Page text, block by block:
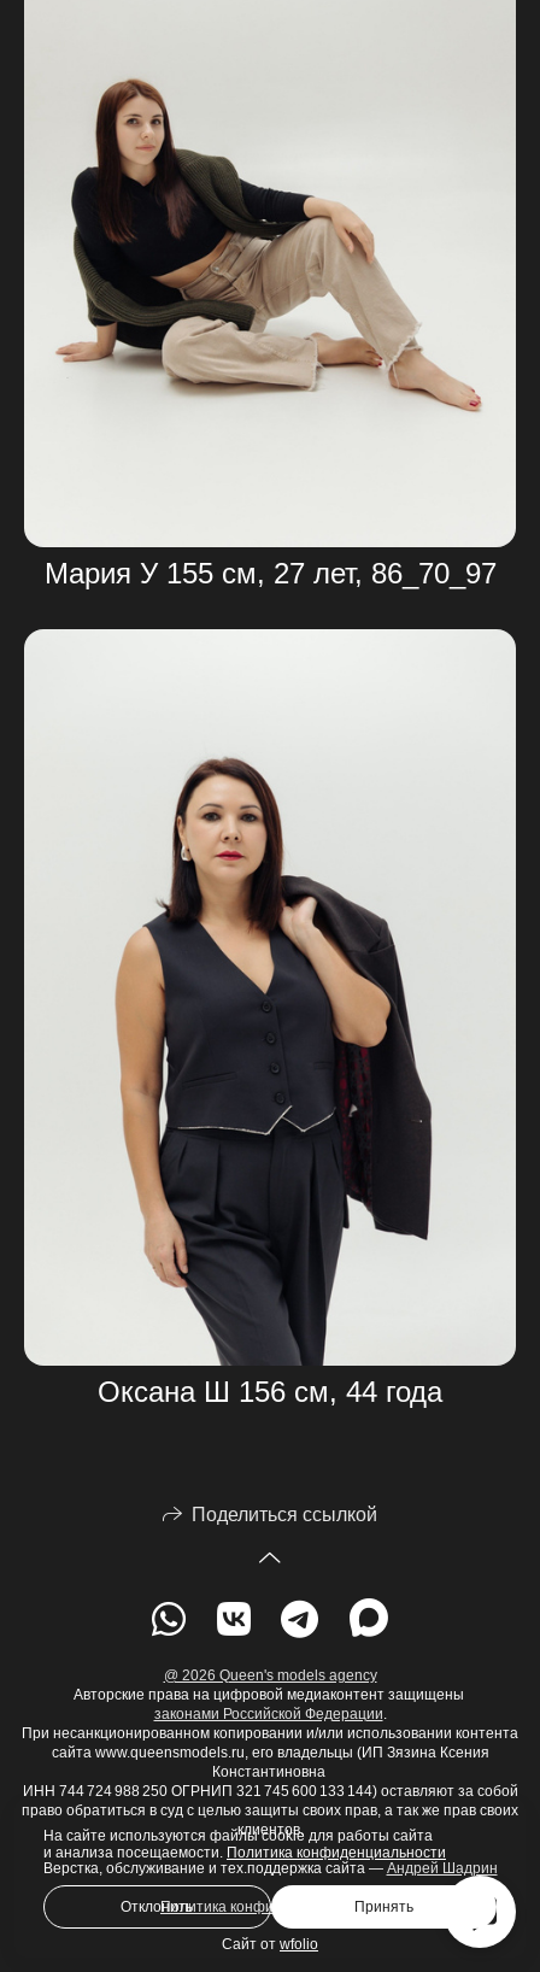
Мария У 155 см, 27 лет, 86_70_97
Оксана Ш 156 см, 44 года
Поделиться ссылкой
@ 2026 Queen's models agency
Авторские права на цифровой медиаконтент защищены
законами Российской Федерации.
При несанкционированном копировании и/или использовании контента
сайта www.queensmodels.ru, его владельцы (ИП Зязина Ксения
Константиновна
ИНН 744 724 988 250 ОГРНИП 321 745 600 133 144) оставляют за собой
право обратиться в суд с целью защиты своих прав, а так же прав своих
клиентов.
Верстка, обслуживание и тех.поддержка сайта — Андрей Шадрин
Политика конфиденциальности
Сайт от wfolio
На сайте используются файлы cookie для работы сайта
и анализа посещаемости. Политика конфиденциальности
Отклонить Принять